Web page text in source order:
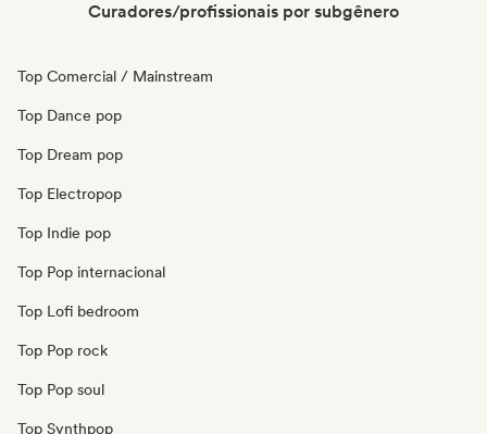
Curadores/profissionais por subgênero
Top Comercial / Mainstream
Top Dance pop
Top Dream pop
Top Electropop
Top Indie pop
Top Pop internacional
Top Lofi bedroom
Top Pop rock
Top Pop soul
Top Synthpop